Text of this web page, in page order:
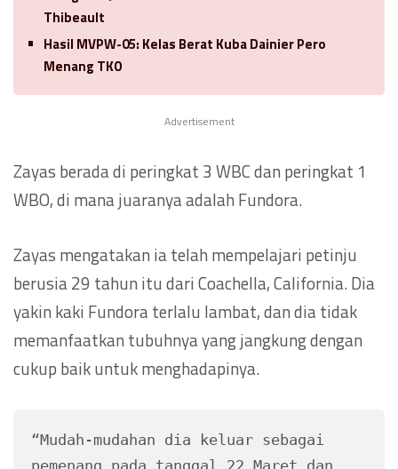
Thibeault
Hasil MVPW-05: Kelas Berat Kuba Dainier Pero
Menang TKO
Advertisement
Zayas berada di peringkat 3 WBC dan peringkat 1
WBO, di mana juaranya adalah Fundora.
Zayas mengatakan ia telah mempelajari petinju
berusia 29 tahun itu dari Coachella, California. Dia
yakin kaki Fundora terlalu lambat, dan dia tidak
memanfaatkan tubuhnya yang jangkung dengan
cukup baik untuk menghadapinya.
“Mudah-mudahan dia keluar sebagai
pemenang pada tanggal 22 Maret dan